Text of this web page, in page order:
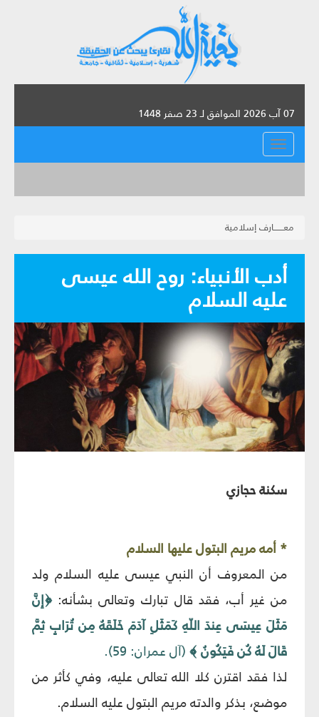
07 آب 2026 الموافق لـ 23 صفر 1448
القائمة
معـــــــارف إسلامية
أدب الأنبياء: روح الله عيسى
عليه السلام
سكنة حجازي‏
* أمه مريم البتول عليها السلام‏
من المعروف أن النبي عيسى عليه السلام ولد
من غير أب، فقد قال تبارك وتعالى بشأنه: ﴿إِنَّ
مَثَلَ عِيسَى عِندَ اللّهِ كَمَثَلِ آدَمَ خَلَقَهُ مِن تُرَابٍ ثِمَّ
قَالَ لَهُ كُن فَيَكُونُ ﴾ (آل عمران: 59).
لذا فقد اقترن كلا الله تعالى عليه، وفي كأثر من
موضع، بذكر والدته مريم البتول عليه السلام.